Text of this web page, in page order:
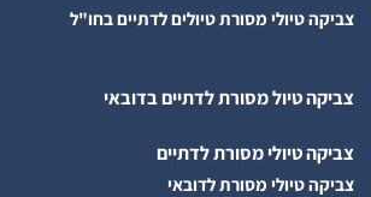
צביקה טיולי מסורת טיולים לדתיים בחו"ל
צביקה טיול מסורת לדתיים בדובאי
צביקה טיולי מסורת לדתיים
צביקה טיולי מסורת לדובאי